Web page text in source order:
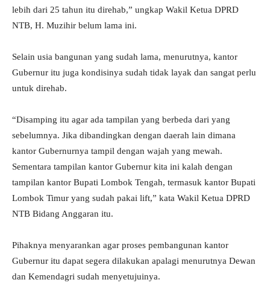
lebih dari 25 tahun itu direhab,” ungkap Wakil Ketua DPRD
NTB, H. Muzihir belum lama ini.
Selain usia bangunan yang sudah lama, menurutnya, kantor
Gubernur itu juga kondisinya sudah tidak layak dan sangat perlu
untuk direhab.
“Disamping itu agar ada tampilan yang berbeda dari yang
sebelumnya. Jika dibandingkan dengan daerah lain dimana
kantor Gubernurnya tampil dengan wajah yang mewah.
Sementara tampilan kantor Gubernur kita ini kalah dengan
tampilan kantor Bupati Lombok Tengah, termasuk kantor Bupati
Lombok Timur yang sudah pakai lift,” kata Wakil Ketua DPRD
NTB Bidang Anggaran itu.
Pihaknya menyarankan agar proses pembangunan kantor
Gubernur itu dapat segera dilakukan apalagi menurutnya Dewan
dan Kemendagri sudah menyetujuinya.